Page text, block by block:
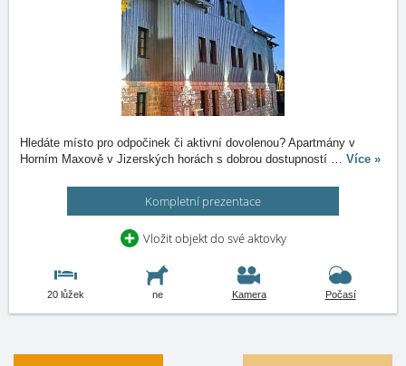
Hledáte místo pro odpočinek či aktivní dovolenou? Apartmány v
Horním Maxově v Jizerských horách s dobrou dostupností … Více »
Kompletní prezentace
Vložit objekt do své aktovky
20 lůžek ne Kamera Počasí